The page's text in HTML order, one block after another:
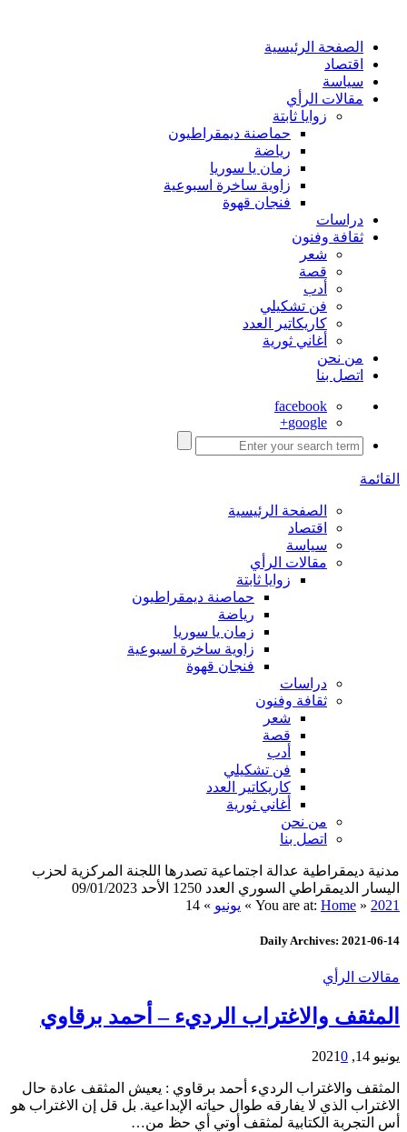
الصفحة الرئيسية
اقتصاد
سياسة
مقالات الرأي
زوايا ثابتة
حماصنة ديمقراطيون
رياضة
زمان يا سوريا
زاوية ساخرة اسبوعية
فنجان قهوة
دراسات
ثقافة وفنون
شعر
قصة
أدب
فن تشكيلي
كاريكاتير العدد
أغاني ثورية
من نحن
اتصل بنا
facebook
google+
القائمة
الصفحة الرئيسية
اقتصاد
سياسة
مقالات الرأي
زوايا ثابتة
حماصنة ديمقراطيون
رياضة
زمان يا سوريا
زاوية ساخرة اسبوعية
فنجان قهوة
دراسات
ثقافة وفنون
شعر
قصة
أدب
فن تشكيلي
كاريكاتير العدد
أغاني ثورية
من نحن
اتصل بنا
مدنية ديمقراطية عدالة اجتماعية تصدرها اللجنة المركزية لحزب
اليسار الديمقراطي السوري العدد 1250 الأحد 09/01/2023
You are at: Home » 2021
» يونيو »
14
Daily Archives: 2021-06-14
مقالات الرأي
المثقف والاغتراب الرديء – أحمد برقاوي
يونيو 14, 2021 0
المثقف والاغتراب الرديء أحمد برقاوي : يعيش المثقف عادة حال
الاغتراب الذي لا يفارقه طوال حياته الإبداعية. بل قل إن الاغتراب هو
أس التجربة الكتابية لمثقف أوتي أي حظ من…